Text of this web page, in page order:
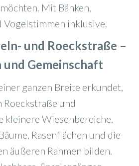
Mit Bänken,
Vogelstimmen inklusive.
und Roeckstraße –
und Gemeinschaft
ganzen Breite erkundet,
und
kleinere Wiesenbereiche,
Rasenflächen und die
äußeren Rahmen bilden.